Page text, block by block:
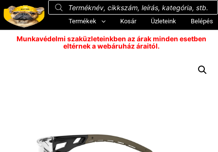
Termékek Kosár Üzleteink Belépés
Munkavédelmi szaküzleteinkben az árak minden esetben
eltérnek a webáruház áraitól.